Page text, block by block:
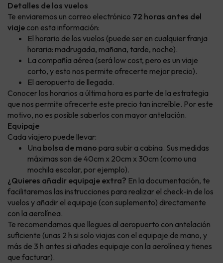
Detalles de los vuelos
Te enviaremos un correo electrónico 72 horas antes del
viaje con esta información:
El horario de los vuelos (puede ser en cualquier franja
horaria: madrugada, mañana, tarde, noche).
La compañía aérea (será low cost, pero es un viaje
corto, y esto nos permite ofrecerte mejor precio).
El aeropuerto de llegada.
Conocer los horarios a última hora es parte de la estrategia
que nos permite ofrecerte este precio tan increíble. Por este
motivo, no es posible saberlos con mayor antelación.
Equipaje
Cada viajero puede llevar:
Una bolsa de mano para subir a cabina. Sus medidas
máximas son de 40cm x 20cm x 30cm (como una
mochila escolar, por ejemplo).
¿Quieres añadir equipaje extra? En la documentación, te
facilitaremos las instrucciones para realizar el check-in de los
vuelos y añadir el equipaje (con suplemento) directamente
con la aerolínea.
Te recomendamos que llegues al aeropuerto con antelación
suficiente (unas 2 h si solo viajas con el equipaje de mano, y
más de 3 h antes si añades equipaje con la aerolínea y tienes
que facturar).